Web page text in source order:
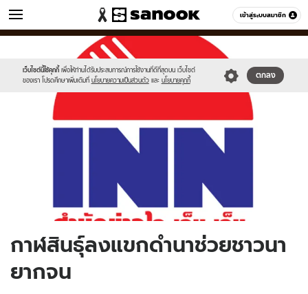
เข้าสู่ระบบสมาชิก
ข่าว หมวดอื่นๆ
เว็บไซต์นี้ใช้คุกกี้ เพื่อให้ท่านได้รับประสบการณ์การใช้งานที่ดีที่สุดบน เว็บไซต์
ของเรา โปรดศึกษาเพิ่มเติมที่ นโยบายความเป็นส่วนตัว และ นโยบายคุกกี้
ตกลง
//s.isanook.com/sr/0/images/logo-
sanook.png
//s.isanook.com/ns/0/ud/367/1837710/635076-
กาฬสินธุ์ลงแขกดำนาช่วยชาวนา
ยากจน